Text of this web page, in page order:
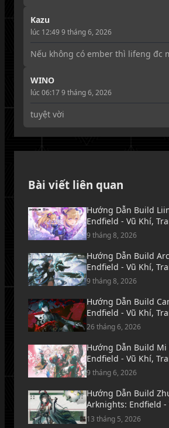
Bài viết liên quan
Hướng Dẫn Build
Endfield - Vũ Khí,
9 tháng 8, 2026
Hướng Dẫn Build
Endfield - Vũ Khí,
9 tháng 8, 2026
Hướng Dẫn Build
Endfield - Vũ Khí,
26 tháng 6, 2026
Hướng Dẫn Build Mi
Endfield - Vũ Khí,
9 tháng 6, 2026
Hướng Dẫn Build
Arknights: Endfield -
& Đội Hình
13 tháng 5, 2026
Kazu
lúc 12:49 9 tháng 6, 2026
Nếu không có ember thì lifeng đc
WINO
lúc 06:17 9 tháng 6, 2026
tuyệt vời